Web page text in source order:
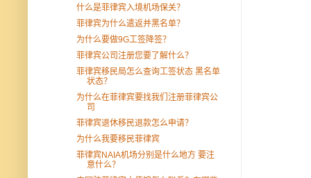
什么是菲律宾入境机场保关？
菲律宾为什么遣返并黑名单？
为什么要做9G工签降签？
菲律宾公司注册您要了解什么？
菲律宾移民局怎么查询工签状态 黑名单
状态？
为什么在菲律宾要找我们注册菲律宾公
司
菲律宾退休移民退款怎么申请？
为什么我要移民菲律宾
菲律宾NAIA机场分别是什么地方 要注
意什么？